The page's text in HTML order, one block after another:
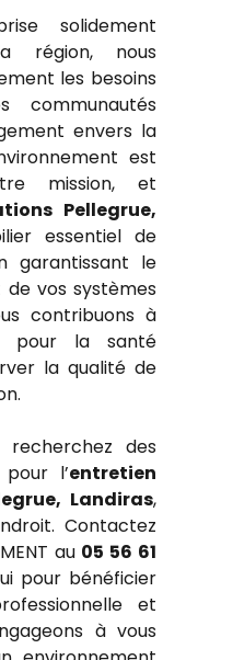
solidement
région, nous
les besoins
communautés
envers la
est
mission, et
Pellegrue,
essentiel de
garantissant le
vos systèmes
contribuons à
pour la santé
la qualité de
recherchez des
l’entretien
Landiras,
Contactez
au 05 56 61
pour bénéficier
et
à vous